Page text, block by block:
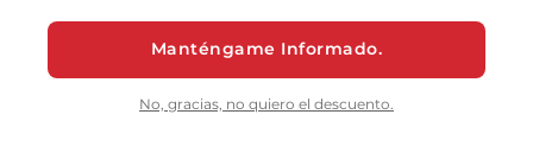
Manténgame Informado.
No, gracias, no quiero el descuento.